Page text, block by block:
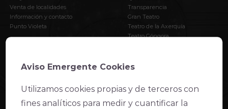
Venta de localidades
Información y contacto
Punto Violeta
AVISO LEGAL
Declaración de accesibilidad web
Condiciones de venta y acceso
Transparencia
Gran Teatro
Teatro de la Axerquía
Teatro Góngora
Aviso Emergente Cookies
Utilizamos cookies propias y de terceros con
fines analíticos para medir y cuantificar la